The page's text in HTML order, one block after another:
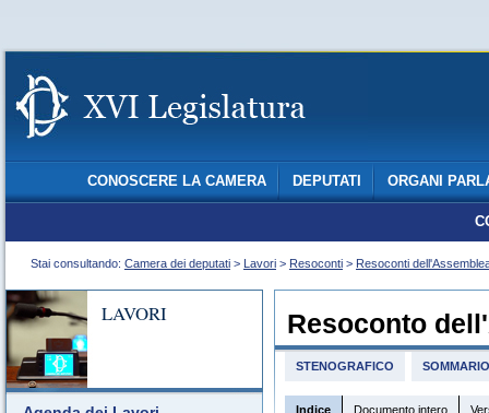
CONOSCERE LA CAMERA DEPUTATI ORGANI
Stai consultando: Camera dei deputati > Lavori > Resoconti > Resoconti
LAVORI Resoconto
STENOGRAFICO SOMMARIO
Indice Documento intero